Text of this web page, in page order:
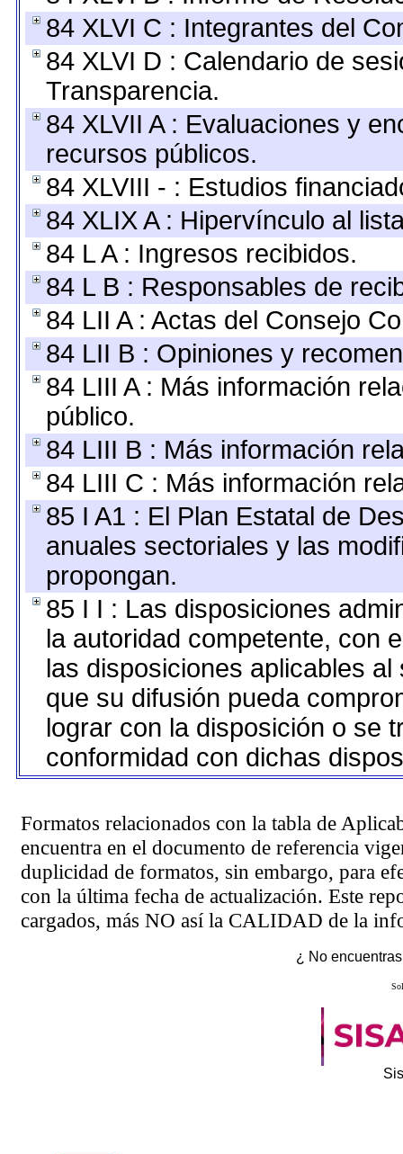
84 XLVI C : Integrantes del
84 XLVI D : Calendario de
Transparencia.
84 XLVII A : Evaluaciones y
recursos públicos.
84 XLVIII - : Estudios
84 XLIX A : Hipervínculo al
84 L A : Ingresos recibidos.
84 L B : Responsables de
84 LII A : Actas del Consejo
84 LII B : Opiniones y
84 LIII A : Más información
público.
84 LIII B : Más información
84 LIII C : Más información
85 I A1 : El Plan Estatal de
anuales sectoriales y las
propongan.
85 I I : Las disposiciones
la autoridad competente, con
las disposiciones aplicables
que su difusión pueda
lograr con la disposición o se
conformidad con dichas
Formatos relacionados con la tabla de
encuentra en el documento de referencia
duplicidad de formatos, sin embargo, para
con la última fecha de actualización. Este
cargados, más NO así la CALIDAD de la
¿ No